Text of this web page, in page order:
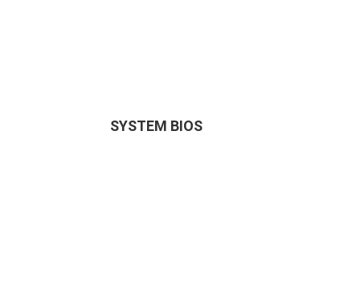
SYSTEM BIOS